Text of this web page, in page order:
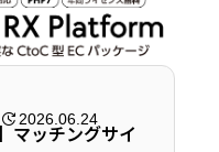
2026.06.24
マッチングサイ